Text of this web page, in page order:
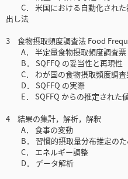
C． 米国における自動化された
出し法
3 食物摂取頻度調査法 Food
A． 半定量食物摂取頻度調査票
B． SQFFQ の妥当性と再現性
C． わが国の食物摂取頻度調査
D． SQFFQ の実際
E． SQFFQ からの推定された
4 結果の集計，解析，解釈
A． 食事の変動
B． 習慣的摂取量分布推定のた
C． エネルギー調整
D． データ解析